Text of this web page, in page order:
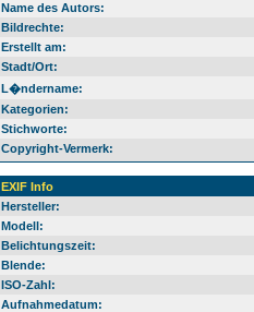
Name des Autors:
Bildrechte:
Erstellt am:
Stadt/Ort:
L�ndername:
Kategorien:
Stichworte:
Copyright-Vermerk:
EXIF Info
Hersteller:
Modell:
Belichtungszeit:
Blende:
ISO-Zahl:
Aufnahmedatum: